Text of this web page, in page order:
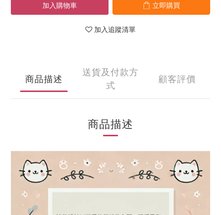
加入購物車 立即購買
加入追蹤清單
商品描述
送貨及付款方
式
顧客評價
商品描述